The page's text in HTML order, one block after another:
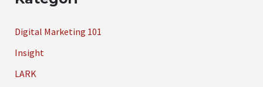
Digital Marketing 101
Insight
LARK